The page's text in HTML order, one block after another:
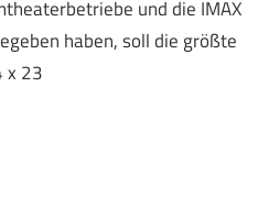
und die IMAX
haben, soll die größte
x 23